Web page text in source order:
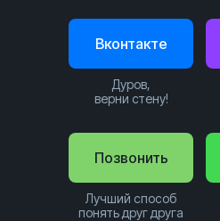
Позвонить
Лучший способ
понять друг друга
Вконтакте
Дуров,
верни стену!